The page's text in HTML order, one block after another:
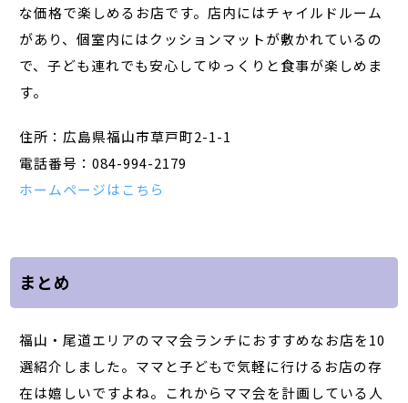
な価格で楽しめるお店です。店内にはチャイルドルーム
があり、個室内にはクッションマットが敷かれているの
で、子ども連れでも安心してゆっくりと食事が楽しめま
す。
住所：広島県福山市草戸町2-1-1
電話番号：084-994-2179
ホームページはこちら
まとめ
福山・尾道エリアのママ会ランチにおすすめなお店を10
選紹介しました。ママと子どもで気軽に行けるお店の存
在は嬉しいですよね。これからママ会を計画している人